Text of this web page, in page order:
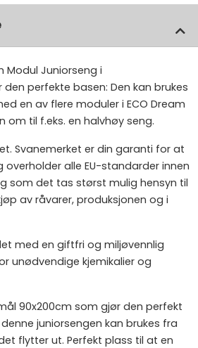
Modul Juniorseng i
perfekte basen: Den kan brukes
en av flere moduler i ECO Dream
om til f.eks. en halvhøy seng.
Svanemerket er din garanti for at
alle EU-standarder innen
som det tas størst mulig hensyn til
av råvarer, produksjonen og i
med en giftfri og miljøvennlig
unødvendige kjemikalier og
90x200cm som gjør den perfekt
juniorsengen kan brukes fra
flytter ut. Perfekt plass til at en